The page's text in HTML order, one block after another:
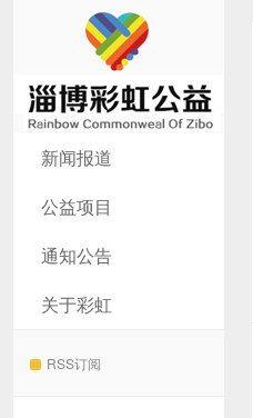
淄博彩虹公益
新闻报道
公益项目
通知公告
关于彩虹
RSS订阅